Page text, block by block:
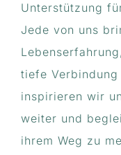
Unterstützung
Jede von uns
tiefe Verbindung
inspirieren wir
weiter und
ihrem Weg zu